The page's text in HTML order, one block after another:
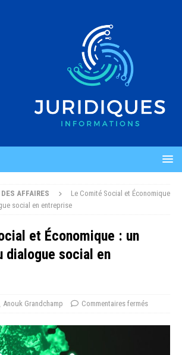
AFFAIRES
Le Comité Social et Économique
social en entreprise
et Économique : un
dialogue social en
Anouk Grandchamp Commentaires fermés